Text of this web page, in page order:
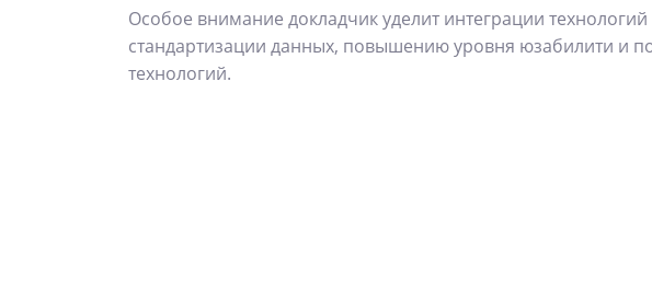
Особое внимание докладчик уделит интеграции
стандартизации данных, повышению уровня юзабилити и
технологий.